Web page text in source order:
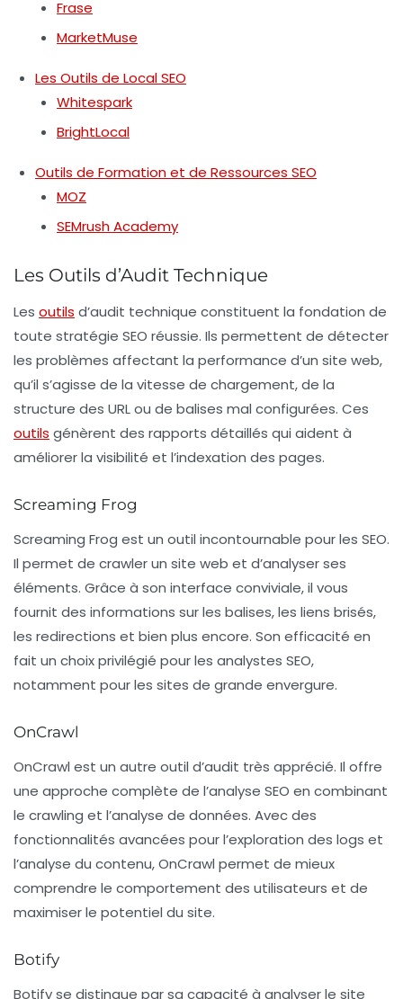
Frase
MarketMuse
Les Outils de Local SEO
Whitespark
BrightLocal
Outils de Formation et de Ressources SEO
MOZ
SEMrush Academy
Les Outils d’Audit Technique
Les outils d’audit technique constituent la fondation de
toute stratégie SEO réussie. Ils permettent de détecter
les problèmes affectant la performance d’un site web,
qu’il s’agisse de la vitesse de chargement, de la
structure des URL ou de balises mal configurées. Ces
outils génèrent des rapports détaillés qui aident à
améliorer la visibilité et l’indexation des pages.
Screaming Frog
Screaming Frog est un outil incontournable pour les SEO.
Il permet de crawler un site web et d’analyser ses
éléments. Grâce à son interface conviviale, il vous
fournit des informations sur les balises, les liens brisés,
les redirections et bien plus encore. Son efficacité en
fait un choix privilégié pour les analystes SEO,
notamment pour les sites de grande envergure.
OnCrawl
OnCrawl est un autre outil d’audit très apprécié. Il offre
une approche complète de l’analyse SEO en combinant
le crawling et l’analyse de données. Avec des
fonctionnalités avancées pour l’exploration des logs et
l’analyse du contenu, OnCrawl permet de mieux
comprendre le comportement des utilisateurs et de
maximiser le potentiel du site.
Botify
Botifyse distingue par sa capacité à analyser le site